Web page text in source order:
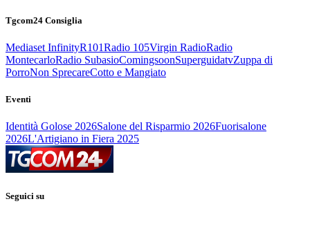
Tgcom24 Consiglia
Mediaset InfinityR101Radio 105Virgin RadioRadio
MontecarloRadio SubasioComingsoonSuperguidatvZuppa di
PorroNon SprecareCotto e Mangiato
Eventi
Identità Golose 2026Salone del Risparmio 2026Fuorisalone
2026L'Artigiano in Fiera 2025
Seguici su